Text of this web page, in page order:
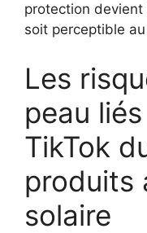
protection
soit perceptible
Les
peau
TikTok
produits
solaire